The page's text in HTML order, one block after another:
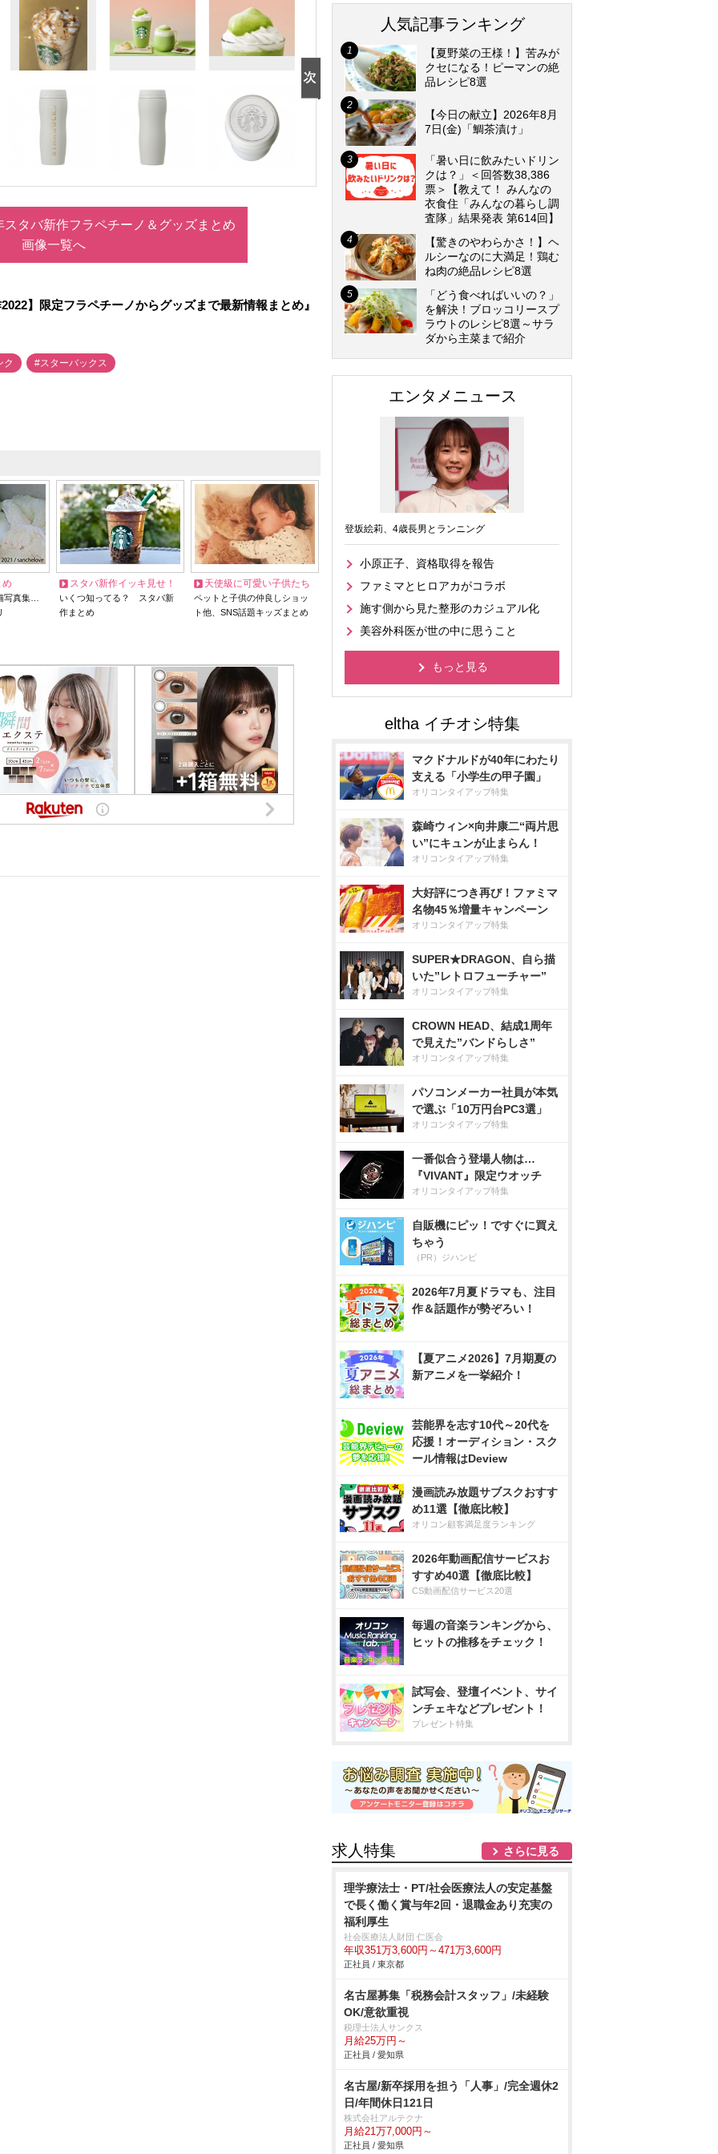
タバ新作フラペチーノ＆グッズまとめ
画像一覧へ
】限定フラペチーノからグッズまで最新情報まとめ』
ク #スターバックス
め
写真集…
スタバ新作イッキ見せ！
いくつ知ってる？ スタバ新
作まとめ
天使級に可愛い子供たち
ペットと子供の仲良しショッ
ト他、SNS話題キッズまとめ
人気記事ランキング
【夏野菜の王様！】苦みが
クセになる！ピーマンの絶
品レシピ8選
【今日の献立】2026年8月
7日(金)「鯛茶漬け」
「暑い日に飲みたいドリン
クは？」＜回答数38,386
票＞【教えて！ みんなの
衣食住「みんなの暮らし調
査隊」結果発表 第614回】
【驚きのやわらかさ！】ヘ
ルシーなのに大満足！鶏む
ね肉の絶品レシピ8選
「どう食べればいいの？」
を解決！ブロッコリースプ
ラウトのレシピ8選～サラ
ダから主菜まで紹介
エンタメニュース
登坂絵莉、4歳長男とランニング
小原正子、資格取得を報告
ファミマとヒロアカがコラボ
施す側から見た整形のカジュアル化
美容外科医が世の中に思うこと
もっと見る
マクドナルドが40年にわたり
支える「小学生の甲子園」
オリコンタイアップ特集
森崎ウィン×向井康二“両片思
い”にキュンが止まらん！
オリコンタイアップ特集
大好評につき再び！ファミマ
名物45％増量キャンペーン
オリコンタイアップ特集
SUPER★DRAGON、自ら描
いた”レトロフューチャー”
オリコンタイアップ特集
CROWN HEAD、結成1周年
で見えた”バンドらしさ”
オリコンタイアップ特集
パソコンメーカー社員が本気
で選ぶ「10万円台PC3選」
オリコンタイアップ特集
一番似合う登場人物は…
『VIVANT』限定ウオッチ
オリコンタイアップ特集
自販機にピッ！ですぐに買え
ちゃう
（PR）ジハンピ
2026年7月夏ドラマも、注目
作＆話題作が勢ぞろい！
【夏アニメ2026】7月期夏の
新アニメを一挙紹介！
芸能界を志す10代～20代を
応援！オーディション・スク
ール情報はDeview
漫画読み放題サブスクおすす
め11選【徹底比較】
オリコン顧客満足度ランキング
2026年動画配信サービスお
すすめ40選【徹底比較】
CS動画配信サービス20選
毎週の音楽ランキングから、
ヒットの推移をチェック！
試写会、登壇イベント、サイ
ンチェキなどプレゼント！
プレゼント特集
求人特集 さらに見る
理学療法士・PT/社会医療法人の安定基盤
で長く働く賞与年2回・退職金あり充実の
福利厚生
社会医療法人財団 仁医会
年収351万3,600円～471万3,600円
正社員 / 東京都
名古屋募集「税務会計スタッフ」/未経験
OK/意欲重視
税理士法人サンクス
月給25万円～
正社員 / 愛知県
名古屋/新卒採用を担う「人事」/完全週休2
日/年間休日121日
株式会社アルテクナ
月給21万7,000円～
正社員 / 愛知県